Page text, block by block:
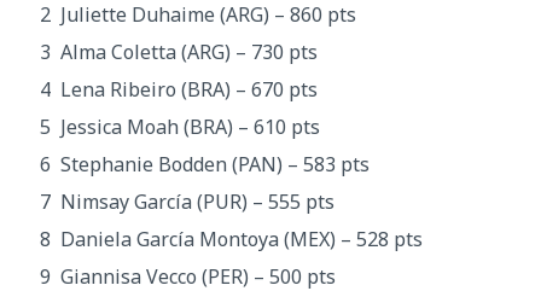
Juliette Duhaime (ARG) – 860 pts
Alma Coletta (ARG) – 730 pts
Lena Ribeiro (BRA) – 670 pts
Jessica Moah (BRA) – 610 pts
Stephanie Bodden (PAN) – 583 pts
Nimsay García (PUR) – 555 pts
Daniela García Montoya (MEX) – 528 pts
Giannisa Vecco (PER) – 500 pts